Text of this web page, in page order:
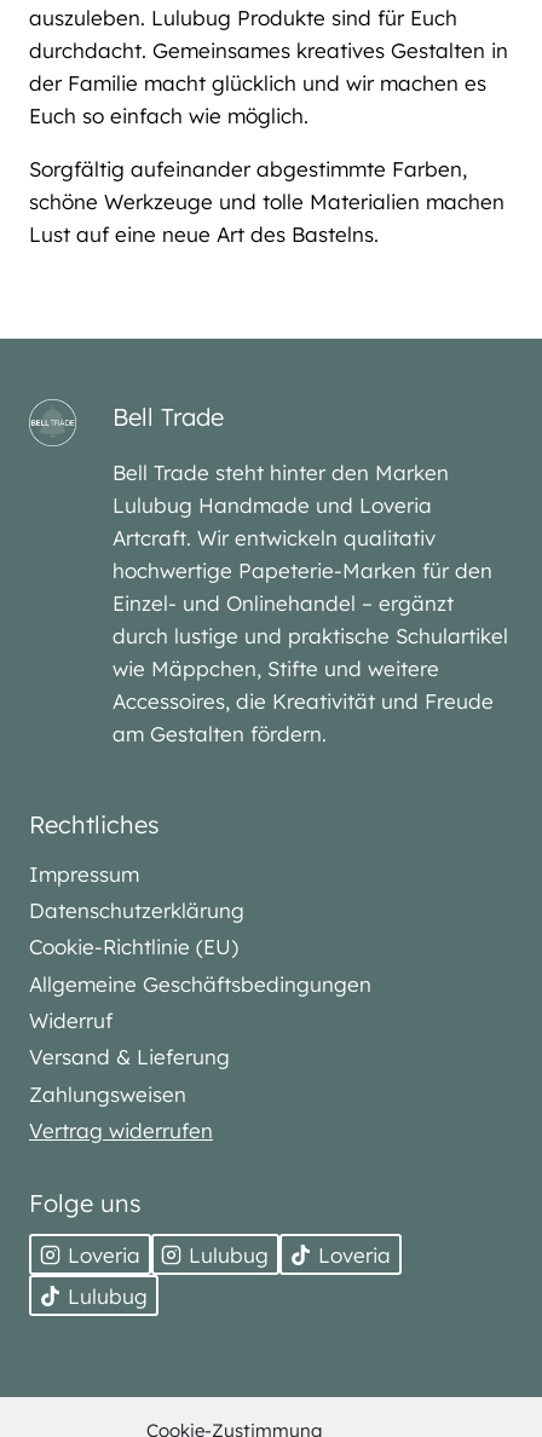
Cookie-Zustimmung
auszuleben. Lulubug Produkte sind für Euch
durchdacht. Gemeinsames kreatives Gestalten in
der Familie macht glücklich und wir machen es
Euch so einfach wie möglich.
Sorgfältig aufeinander abgestimmte Farben,
schöne Werkzeuge und tolle Materialien machen
Lust auf eine neue Art des Bastelns.
Bell Trade
Bell Trade steht hinter den Marken
Lulubug Handmade und Loveria
Artcraft. Wir entwickeln qualitativ
hochwertige Papeterie-Marken für den
Einzel- und Onlinehandel – ergänzt
durch lustige und praktische Schulartikel
wie Mäppchen, Stifte und weitere
Accessoires, die Kreativität und Freude
am Gestalten fördern.
Rechtliches
Impressum
Datenschutzerklärung
Cookie-Richtlinie (EU)
Allgemeine Geschäftsbedingungen
Widerruf
Versand & Lieferung
Zahlungsweisen
Vertrag widerrufen
Folge uns
Loveria Lulubug
Loveria
Lulubug